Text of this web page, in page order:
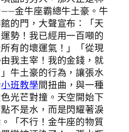
金牛座霸總牛土豪。牛
的門，大聲宣布：「天
勢！我已經用一百噸的
有的壞運氣！」「從現
我主宰！我的金錢，就
牛土豪的行為，讓張水
小班教學間扭曲，與一種
光芒對撞。天空開始下
不是水，而是閃耀著淚
「不行！金牛座的物質